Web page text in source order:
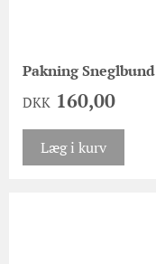
Pakning Sneglbund
DKK 160,00
Læg i kurv